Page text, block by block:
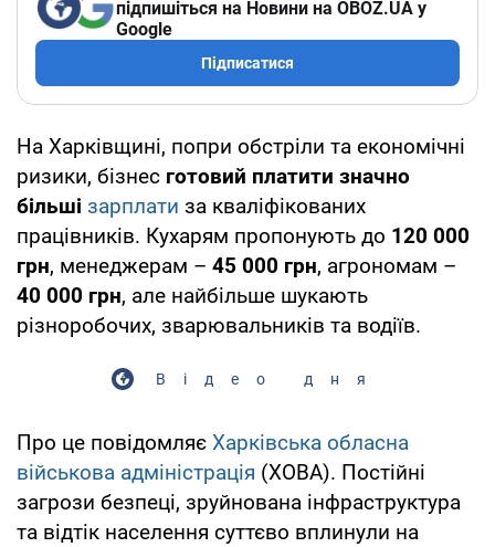
підпишіться на Новини на OBOZ.UA у
Google
Підписатися
На Харківщині, попри обстріли та економічні
ризики, бізнес готовий платити значно
більші зарплати за кваліфікованих
працівників. Кухарям пропонують до 120 000
грн, менеджерам – 45 000 грн, агрономам –
40 000 грн, але найбільше шукають
різноробочих, зварювальників та водіїв.
Відео дня
Про це повідомляє Харківська обласна
військова адміністрація (ХОВА). Постійні
загрози безпеці, зруйнована інфраструктура
та відтік населення суттєво вплинули на